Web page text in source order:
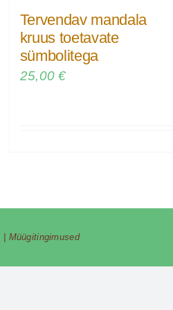
Tervendav mandala
kruus toetavate
sümbolitega
25,00€
Müügitingimused